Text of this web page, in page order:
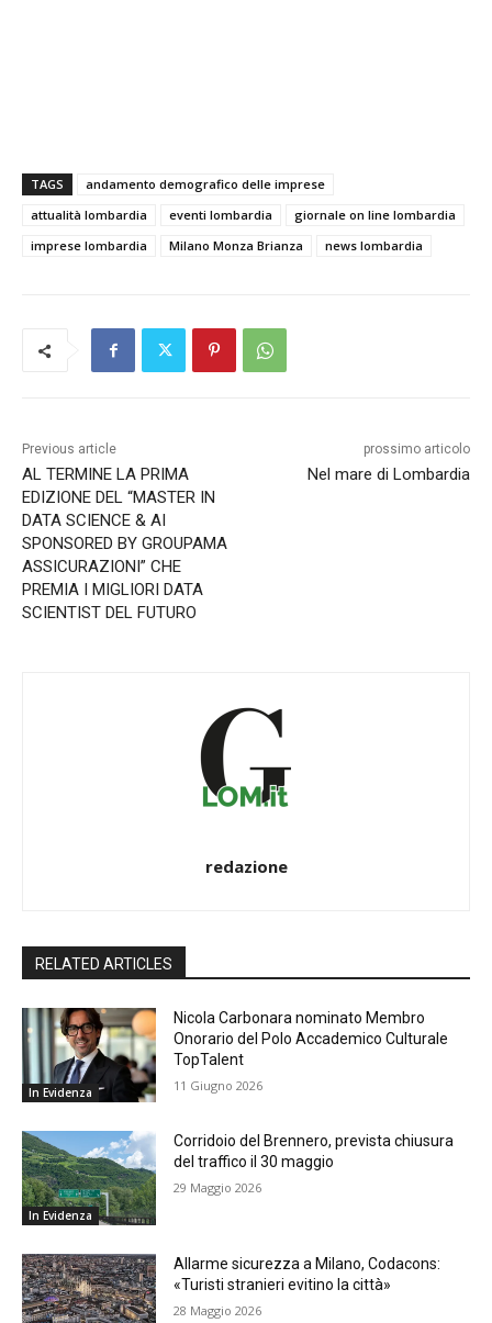
TAGS
andamento demografico delle imprese
attualità lombardia
eventi lombardia
giornale on line lombardia
imprese lombardia
Milano Monza Brianza news lombardia
Previous article
AL TERMINE LA PRIMA
EDIZIONE DEL “MASTER IN
DATA SCIENCE & AI
SPONSORED BY GROUPAMA
ASSICURAZIONI” CHE
PREMIA I MIGLIORI DATA
SCIENTIST DEL FUTURO
prossimo articolo
Nel mare di Lombardia
redazione
RELATED ARTICLES
In Evidenza
Nicola Carbonara nominato Membro
Onorario del Polo Accademico Culturale
TopTalent
11 Giugno 2026
In Evidenza
Corridoio del Brennero, prevista chiusura
del traffico il 30 maggio
29 Maggio 2026
Allarme sicurezza a Milano, Codacons:
«Turisti stranieri evitino la città»
28 Maggio 2026